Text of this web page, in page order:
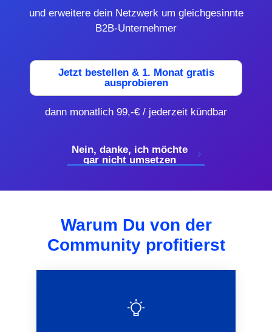
und erweitere dein Netzwerk um gleichgesinnte
B2B-Unternehmer
Jetzt bestellen & 1. Monat gratis
ausprobieren
dann monatlich 99,-€ / jederzeit kündbar
Nein, danke, ich möchte
gar nicht umsetzen
Warum Du von der
Community profitierst